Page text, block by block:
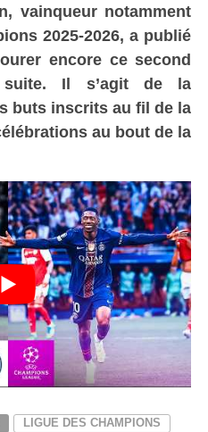
vainqueur notamment
2025-2026, a publié
encore ce second
suite. Il s’agit de la
buts inscrits au fil de la
au bout de la
LIGUE DES CHAMPIONS